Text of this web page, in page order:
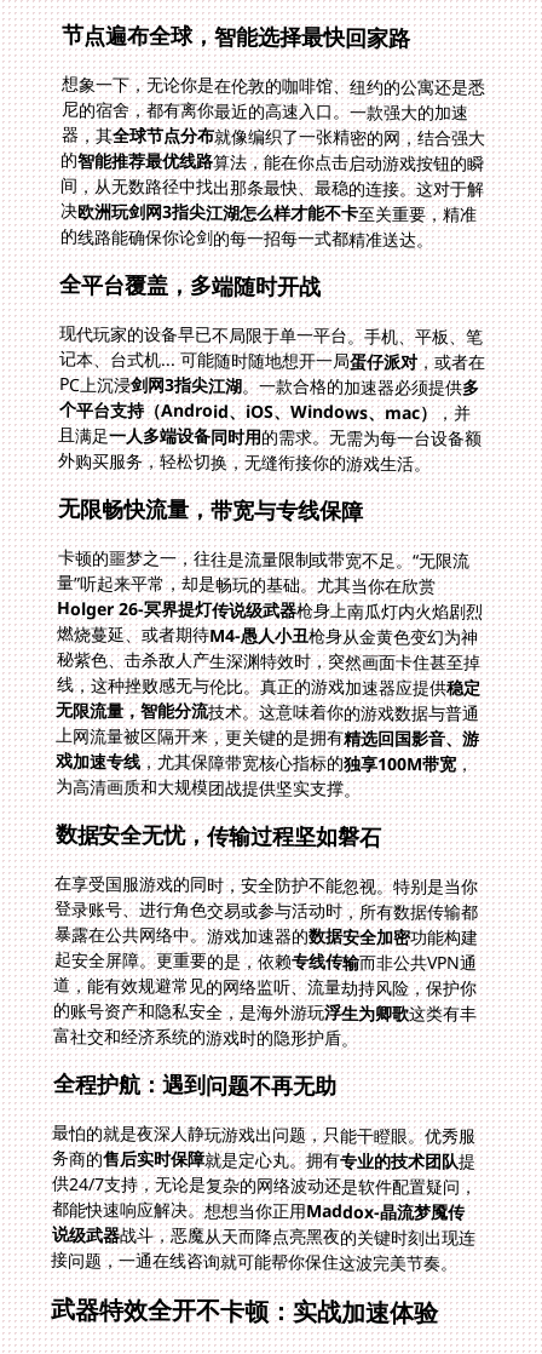
节点遍布全球，智能选择最快回家路
想象一下，无论你是在伦敦的咖啡馆、纽约的公寓还是悉
尼的宿舍，都有离你最近的高速入口。一款强大的加速
器，其全球节点分布就像编织了一张精密的网，结合强大
的智能推荐最优线路算法，能在你点击启动游戏按钮的瞬
间，从无数路径中找出那条最快、最稳的连接。这对于解
决欧洲玩剑网3指尖江湖怎么样才能不卡至关重要，精准
的线路能确保你论剑的每一招每一式都精准送达。
全平台覆盖，多端随时开战
现代玩家的设备早已不局限于单一平台。手机、平板、笔
记本、台式机... 可能随时随地想开一局蛋仔派对，或者在
PC上沉浸剑网3指尖江湖。一款合格的加速器必须提供多
个平台支持（Android、iOS、Windows、mac），并
且满足一人多端设备同时用的需求。无需为每一台设备额
外购买服务，轻松切换，无缝衔接你的游戏生活。
无限畅快流量，带宽与专线保障
卡顿的噩梦之一，往往是流量限制或带宽不足。“无限流
量”听起来平常，却是畅玩的基础。尤其当你在欣赏
Holger 26-冥界提灯传说级武器枪身上南瓜灯内火焰剧烈
燃烧蔓延、或者期待M4-愚人小丑枪身从金黄色变幻为神
秘紫色、击杀敌人产生深渊特效时，突然画面卡住甚至掉
线，这种挫败感无与伦比。真正的游戏加速器应提供稳定
无限流量，智能分流技术。这意味着你的游戏数据与普通
上网流量被区隔开来，更关键的是拥有精选回国影音、游
戏加速专线，尤其保障带宽核心指标的独享100M带宽，
为高清画质和大规模团战提供坚实支撑。
数据安全无忧，传输过程坚如磐石
在享受国服游戏的同时，安全防护不能忽视。特别是当你
登录账号、进行角色交易或参与活动时，所有数据传输都
暴露在公共网络中。游戏加速器的数据安全加密功能构建
起安全屏障。更重要的是，依赖专线传输而非公共VPN通
道，能有效规避常见的网络监听、流量劫持风险，保护你
的账号资产和隐私安全，是海外游玩浮生为卿歌这类有丰
富社交和经济系统的游戏时的隐形护盾。
全程护航：遇到问题不再无助
最怕的就是夜深人静玩游戏出问题，只能干瞪眼。优秀服
务商的售后实时保障就是定心丸。拥有专业的技术团队提
供24/7支持，无论是复杂的网络波动还是软件配置疑问，
都能快速响应解决。想想当你正用Maddox-晶流梦魇传
说级武器战斗，恶魔从天而降点亮黑夜的关键时刻出现连
接问题，一通在线咨询就可能帮你保住这波完美节奏。
武器特效全开不卡顿：实战加速体验